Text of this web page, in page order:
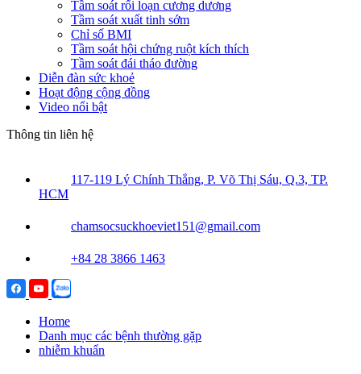
Tầm soát rối loạn cương dương
Tầm soát xuất tinh sớm
Chỉ số BMI
Tầm soát hội chứng ruột kích thích
Tầm soát đái tháo đường
Diễn đàn sức khoẻ
Hoạt động cộng đồng
Video nổi bật
Thông tin liên hệ
117-119 Lý Chính Thắng, P. Võ Thị Sáu, Q.3, TP.
HCM
chamsocsuckhoeviet151@gmail.com
+84 28 3866 1463
Home
Danh mục các bệnh thường gặp
nhiễm khuẩn